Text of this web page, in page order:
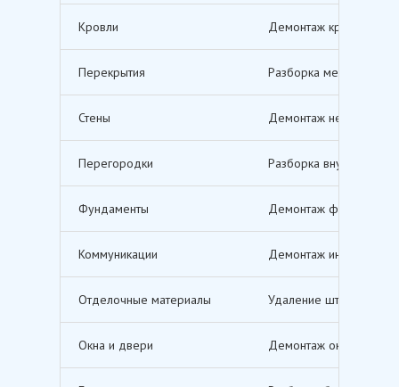
Кровли Демонтаж кровельных
Перекрытия Разборка межэтажных
Стены Демонтаж несущих и
Перегородки Разборка внутренних
Фундаменты Демонтаж
Коммуникации Демонтаж инженерных
Отделочные материалы Удаление штукатурки,
Окна и двери Демонтаж оконных и